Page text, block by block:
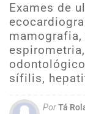
Exames de
sífilis,
PorTá